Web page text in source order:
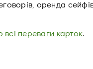
оренда
переваги карток.